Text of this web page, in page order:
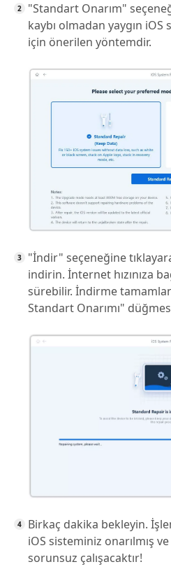
"Standart Onarım"
kaybı olmadan yaygın iOS
için önerilen yöntemdir.
"İndir" seçeneğine
indirin. İnternet hızınıza
sürebilir. İndirme
Standart Onarımı"
Birkaç dakika bekleyin.
iOS sisteminiz onarılmış
sorunsuz çalışacaktır!